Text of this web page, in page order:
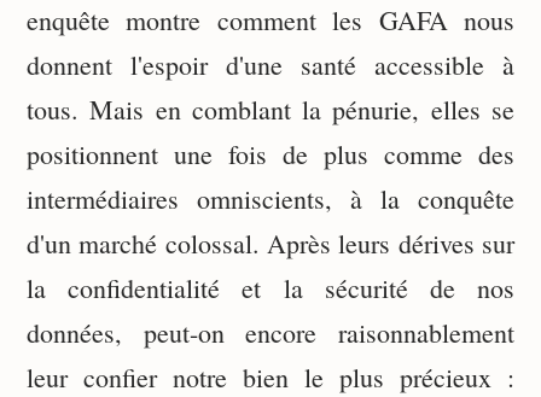
enquête montre comment les GAFA nous
donnent l'espoir d'une santé accessible à
tous. Mais en comblant la pénurie, elles se
positionnent une fois de plus comme des
intermédiaires omniscients, à la conquête
d'un marché colossal. Après leurs dérives sur
la confidentialité et la sécurité de nos
données, peut-on encore raisonnablement
leur confier notre bien le plus précieux :